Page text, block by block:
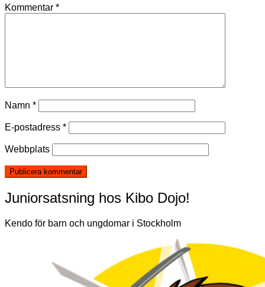
Kommentar *
Namn *
E-postadress *
Webbplats
Juniorsatsning hos Kibo Dojo!
Kendo för barn och ungdomar i Stockholm